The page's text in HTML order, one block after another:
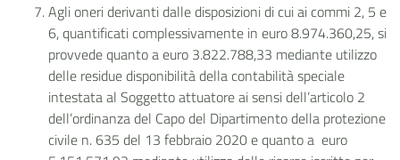
Agli oneri derivanti dalle disposizioni di cui ai commi 2, 5 e
6, quantificati complessivamente in euro 8.974.360,25, si
provvede quanto a euro 3.822.788,33 mediante utilizzo
delle residue disponibilità della contabilità speciale
intestata al Soggetto attuatore ai sensi dell’articolo 2
dell’ordinanza del Capo del Dipartimento della protezione
civile n. 635 del 13 febbraio 2020 e quanto a euro